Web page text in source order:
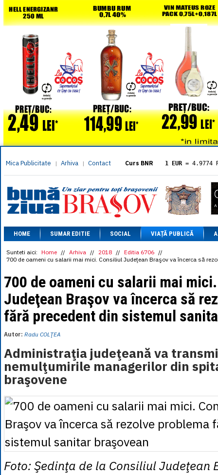
Mica Publicitate | Arhiva | Contact Curs BNR 1 EUR = 4.9774
= 5.8304
1 XAU= 464.4611
1 AED= 1.1933
1 AUD= 2.7957
1 BGN= 2.5449
1 CAD= 3.1559
1 CHF= 5.2813
1 CZK= 0.1993
1 EGP = 0.0860
1 HUF = 1.2223
1 INR = 0.0513
1 JPY= 3.0556
1 KRW= 0.3047
1 MDL= 0.2538
= 2.6097
1 PLN = 1.1646
1 RSD = 0.0425
= 0.0530
= 5.9383
HOME SUMAR EDITIE SOCIAL VIAȚĂ PUBLICĂ
Sunteti aici: Home // Arhiva // 2018 // Editia 6706 //
700 de oameni cu salarii mai mici. Consiliul Judeţean Braşov va încerca să
700 de oameni cu salarii mai
Judeţean Braşov va încerca să
fără precedent din sistemul
Autor: Radu COLŢEA
Administraţia judeţeană va
nemulţumirile managerilor din
braşovene
Foto: Şedinţa de la Consiliul Judeţean